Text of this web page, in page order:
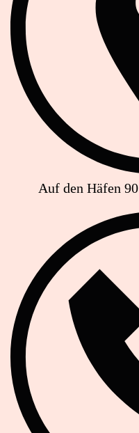
Auf den Häfen 90